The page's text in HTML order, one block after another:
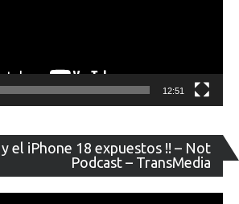
12:51
el iPhone 18 expuestos !! – Not
Podcast – TransMedia
de